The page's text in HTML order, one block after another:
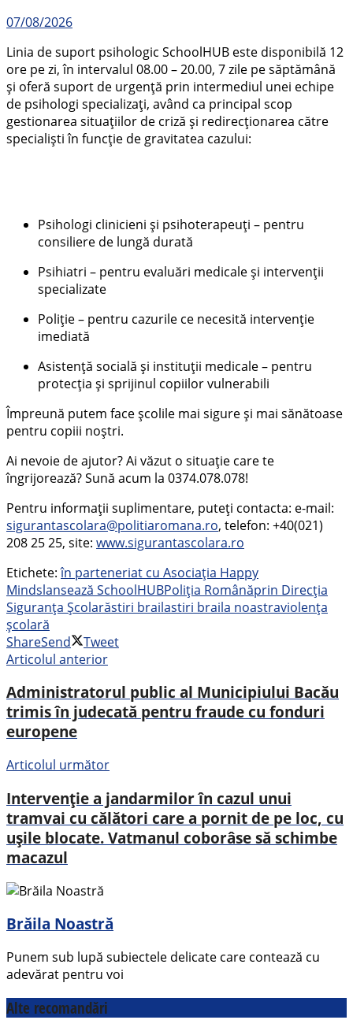
07/08/2026
Linia de suport psihologic SchoolHUB este disponibilă 12
ore pe zi, în intervalul 08.00 – 20.00, 7 zile pe săptămână
și oferă suport de urgență prin intermediul unei echipe
de psihologi specializați, având ca principal scop
gestionarea situațiilor de criză și redirecționarea către
specialiști în funcție de gravitatea cazului:
Psihologi clinicieni și psihoterapeuți – pentru
consiliere de lungă durată
Psihiatri – pentru evaluări medicale și intervenții
specializate
Poliție – pentru cazurile ce necesită intervenție
imediată
Asistență socială și instituții medicale – pentru
protecția și sprijinul copiilor vulnerabili
Împreună putem face școlile mai sigure și mai sănătoase
pentru copiii noștri.
Ai nevoie de ajutor? Ai văzut o situație care te
îngrijorează? Sună acum la 0374.078.078!
Pentru informații suplimentare, puteți contacta: e-mail:
sigurantascolara@politiaromana.ro, telefon: +40(021)
208 25 25, site: www.sigurantascolara.ro
Etichete: în parteneriat cu Asociația Happy
Mindslansează SchoolHUBPoliția Românăprin Direcția
Siguranța Școlarăstiri brailastiri braila noastraviolența
școlară
ShareSend
Tweet
Articolul anterior
Administratorul public al Municipiului Bacău
trimis în judecată pentru fraude cu fonduri
europene
Articolul următor
Intervenție a jandarmilor în cazul unui
tramvai cu călători care a pornit de pe loc, cu
ușile blocate. Vatmanul coborâse să schimbe
macazul
Brăila Noastră
Punem sub lupă subiectele delicate care contează cu
adevărat pentru voi
Alte recomandări